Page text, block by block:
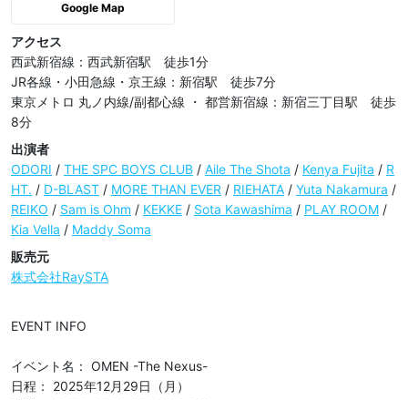
Google Map
アクセス
西武新宿線：西武新宿駅　徒歩1分
JR各線・⼩⽥急線・京王線：新宿駅　徒歩7分
東京メトロ 丸ノ内線/副都⼼線 ・ 都営新宿線：新宿三丁⽬駅　徒歩
8分
出演者
ODORI / THE SPC BOYS CLUB / Aile The Shota / Kenya Fujita / R
HT. / D-BLAST / MORE THAN EVER / RIEHATA / Yuta Nakamura /
REIKO / Sam is Ohm / KEKKE / Sota Kawashima / PLAY ROOM /
Kia Vella / Maddy Soma
販売元
株式会社RaySTA
EVENT INFO
イベント名： OMEN -The Nexus-
日程： 2025年12月29日（月）